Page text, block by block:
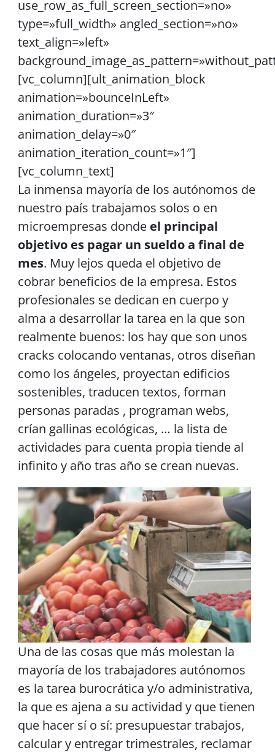
use_row_as_full_screen_section=»no»
type=»full_width» angled_section=»no»
text_align=»left»
[vc_column][ult_animation_block
animation=»bounceInLeft»
animation_duration=»3″
animation_delay=»0″
animation_iteration_count=»1″]
[vc_column_text]
La inmensa mayoría de los autónomos de
nuestro país trabajamos solos o en
microempresas donde el principal
objetivo es pagar un sueldo a final de
mes. Muy lejos queda el objetivo de
cobrar beneficios de la empresa. Estos
profesionales se dedican en cuerpo y
alma a desarrollar la tarea en la que son
realmente buenos: los hay que son unos
cracks colocando ventanas, otros diseñan
como los ángeles, proyectan edificios
sostenibles, traducen textos, forman
personas paradas , programan webs,
crían gallinas ecológicas, … la lista de
actividades para cuenta propia tiende al
infinito y año tras año se crean nuevas.
Una de las cosas que más molestan la
mayoría de los trabajadores autónomos
es la tarea burocrática y/o administrativa,
la que es ajena a su actividad y que tienen
que hacer sí o sí: presupuestar trabajos,
calcular y entregar trimestrales, reclamar